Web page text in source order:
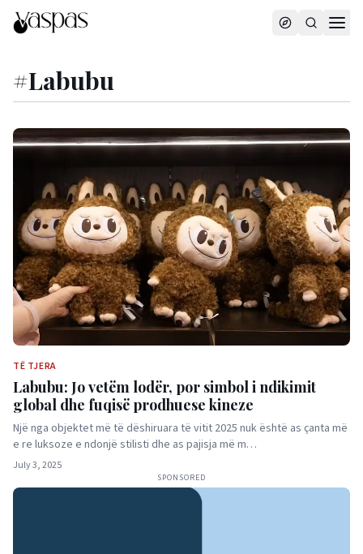
#Labubu
TË TJERA
Labubu: Jo vetëm lodër, por simbol i ndikimit
global dhe fuqisë prodhuese kineze
Një nga objektet më të dëshiruara të vitit 2025 nuk është as çanta më
e re luksoze e ndonjë stilisti dhe as pajisja më m…
July 3, 2025
SPONSORED